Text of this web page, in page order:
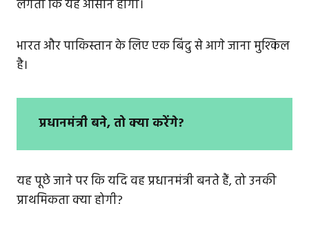
लगता कि यह आसान होगा।
भारत और पाकिस्तान के लिए एक बिंदु से आगे जाना मुश्किल
है।
प्रधानमंत्री बने, तो क्या करेंगे?
यह पूछे जाने पर कि यदि वह प्रधानमंत्री बनते हैं, तो उनकी
प्राथमिकता क्या होगी?